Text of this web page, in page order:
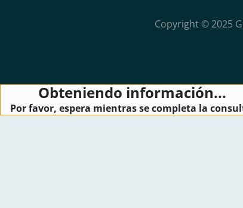
Copyright © 2025
Obteniendo información...
Por favor, espera mientras se completa la